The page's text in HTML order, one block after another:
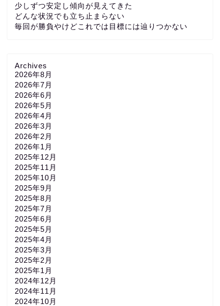
少しずつ安定し傾向が見えてきた
どんな状況でも立ち止まらない
毎回が勝負やけどこれでは目標には辿りつかない
Archives
2026年8月
2026年7月
2026年6月
2026年5月
2026年4月
2026年3月
2026年2月
2026年1月
2025年12月
2025年11月
2025年10月
2025年9月
2025年8月
2025年7月
2025年6月
2025年5月
2025年4月
2025年3月
2025年2月
2025年1月
2024年12月
2024年11月
2024年10月